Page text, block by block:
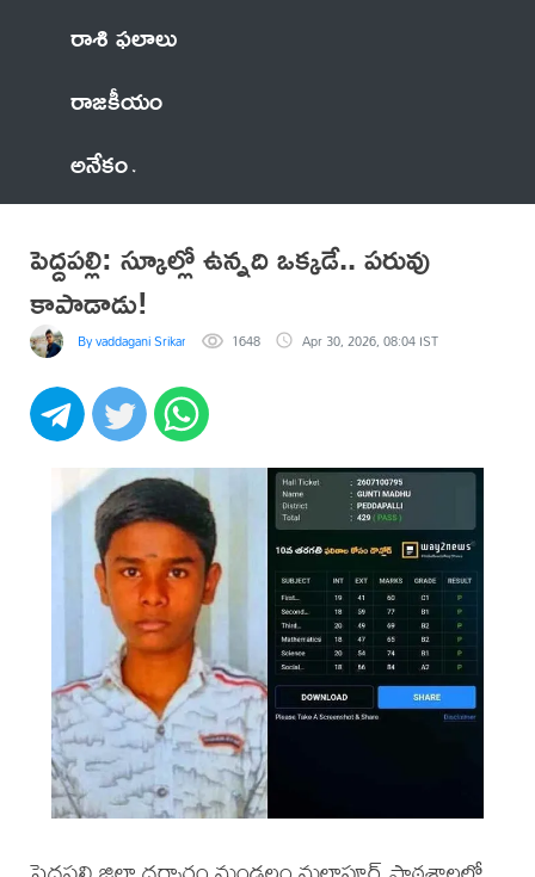
రాశి ఫలాలు
రాజకీయం
అనేకం
పెద్దపల్లి: స్కూల్లో ఉన్నది ఒక్కడే.. పరువు
కాపాడాడు!
By vaddagani Srikanth 1648 Apr 30, 2026, 08:04 IST